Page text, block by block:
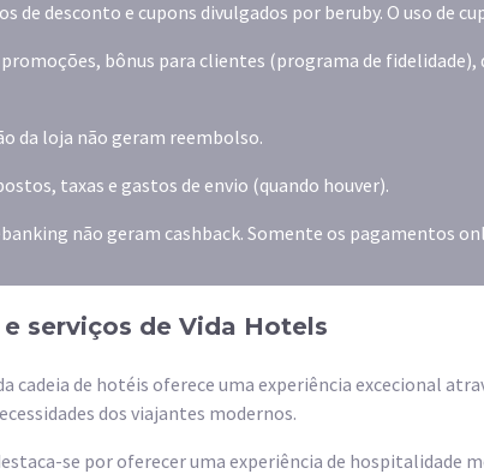
de desconto e cupons divulgados por beruby. O uso de
bônus para clientes (programa de
da loja não geram reembolso.
taxas e gastos de envio (quando houver).
não geram cashback. Somente os pagamentos
serviços de Vida Hotels
cadeia de hotéis oferece uma experiência excecional
dos viajantes modernos.
se por oferecer uma experiência de hospitalidade